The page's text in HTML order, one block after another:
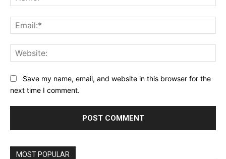
Save my name, email, and website in this browser for the
next time I comment.
MOST POPULAR